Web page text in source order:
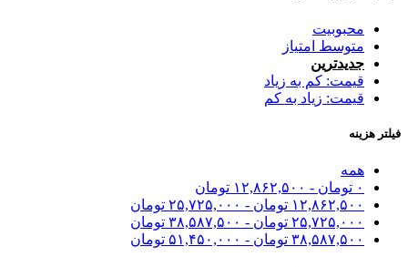
محبوبیت
متوسط امتیاز
جدیدترین
قیمت: کم به زیاد
قیمت: زیاد به کم
فیلتر هزینه
همه
۰ تومان - ۱۲,۸۶۲,۵۰۰ تومان
۱۲,۸۶۲,۵۰۰ تومان - ۲۵,۷۲۵,۰۰۰ تومان
۲۵,۷۲۵,۰۰۰ تومان - ۳۸,۵۸۷,۵۰۰ تومان
۳۸,۵۸۷,۵۰۰ تومان - ۵۱,۴۵۰,۰۰۰ تومان